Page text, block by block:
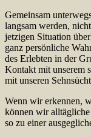
Gemeinsam
langsam werden,
jetzigen Situation
ganz persönliche
des Erlebten in der
Kontakt mit unserem
mit unseren
Wenn wir erkennen,
können wir alltägliche
so zu einer